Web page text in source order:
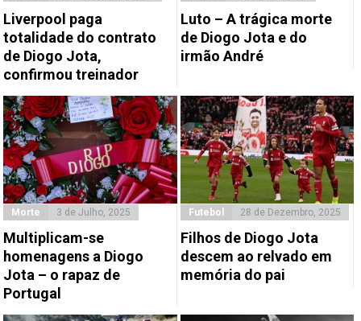
Liverpool paga
totalidade do contrato
de Diogo Jota,
confirmou treinador
Luto – A trágica morte
de Diogo Jota e do
irmão André
Morte 3 de Julho, 2025
Multiplicam-se
homenagens a Diogo
Jota – o rapaz de
Portugal
Futebol 28 de Dezembro, 2025
Filhos de Diogo Jota
descem ao relvado em
memória do pai